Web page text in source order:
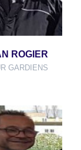
ROGIER
GARDIENS